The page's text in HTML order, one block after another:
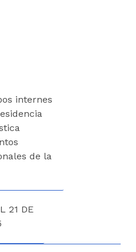
internes
de la
21 DE